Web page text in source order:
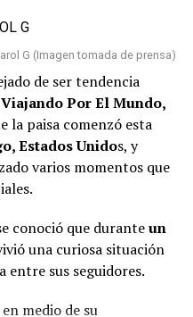
al periodista
el top 10 de las
el país y que
posiciones en dicho
Money Makers
Rey Tony, Helabusador,
Flame
火炎
Los Money Makers
G (Imagen tomada de prensa)
de ser tendencia
Por El Mundo,
la paisa comenzó esta
Estados Unidos, y
varios momentos que
conoció que duranteun
una curiosa situación
sus seguidores.
medio de su